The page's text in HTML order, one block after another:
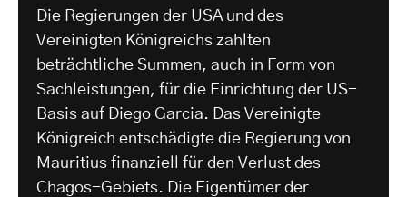
Die Regierungen der USA und des
Vereinigten Königreichs zahlten
beträchtliche Summen, auch in Form von
Sachleistungen, für die Einrichtung der US-
Basis auf Diego Garcia. Das Vereinigte
Königreich entschädigte die Regierung von
Mauritius finanziell für den Verlust des
Chagos-Gebiets. Die Eigentümer der